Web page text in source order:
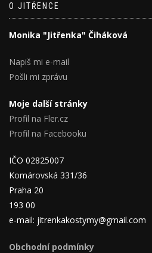
O JITŘENCE
Monika "Jitřenka" Čiháková
Napiš mi e-mail
Pošli mi zprávu
Moje další stránky
Profil na Fler.cz
Profil na Facebooku
IČO 02825007
Komárovská 331/36
Praha 20
193 00
e-mail: jitrenkakostymy@gmail.com
Obchodní podmínky